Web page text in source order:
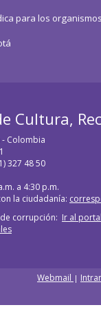
para los
Cultura,
- Colombia
327 48 50
a 4:30 p.m.
la ciudadanía:
corrupción: Ir al
Webmail |